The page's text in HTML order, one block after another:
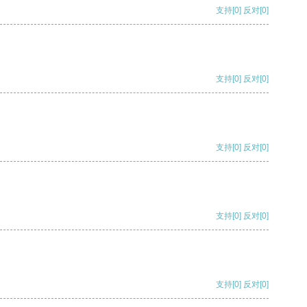
支持[0] 反对[0]
支持[0] 反对[0]
支持[0] 反对[0]
支持[0] 反对[0]
支持[0] 反对[0]